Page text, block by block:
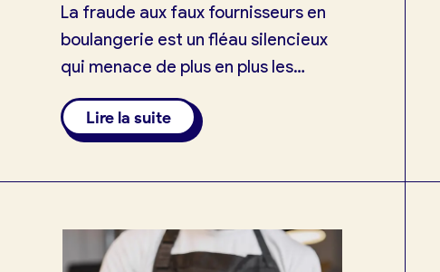
La fraude aux faux fournisseurs en
boulangerie est un fléau silencieux
qui menace de plus en plus les
artisans boulangers. Téléchargez
notre guide offert.
Lire la suite